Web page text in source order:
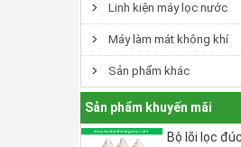
Linh kiện máy lọc nước
Máy làm mát không khí
Sản phẩm khác
Sản phẩm khuyến mãi
Bộ lõi lọc